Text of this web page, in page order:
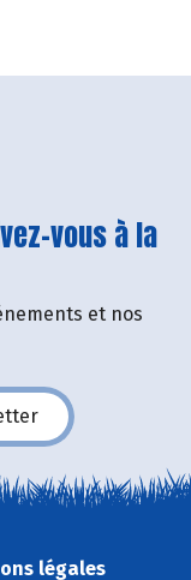
vous à la
et nos
légales